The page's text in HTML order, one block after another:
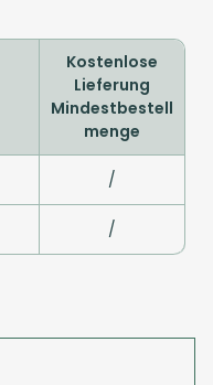
Kostenlose
Lieferung
Mindestbestell
menge
/
/